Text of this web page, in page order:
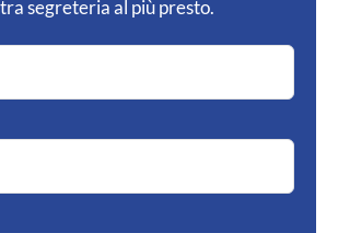
segreteria al più presto.